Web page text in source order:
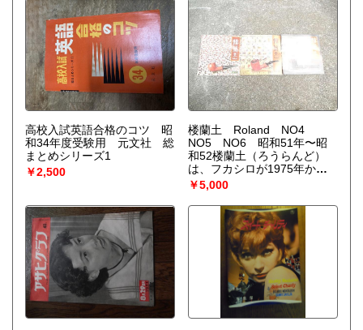
高校入試英語合格のコツ 昭
和34年度受験用 元文社 総
まとめシリーズ1
￥2,500
楼蘭土 Roland NO4
NO5 NO6 昭和51年〜昭
和52楼蘭土（ろうらんど）
は、フカシロが1975年から
1978年まで発行していたパ
イプ関連の情報誌で、第９号
まで刊行されました。
￥5,000